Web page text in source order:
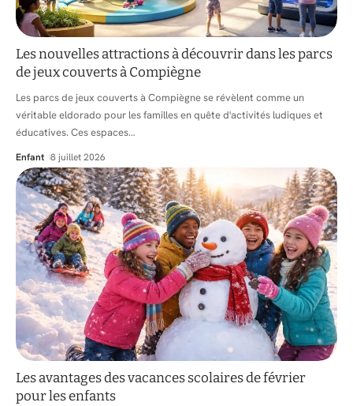
Les nouvelles attractions à découvrir dans les parcs
de jeux couverts à Compiègne
Les parcs de jeux couverts à Compiègne se révèlent comme un
véritable eldorado pour les familles en quête d'activités ludiques et
éducatives. Ces espaces…
Enfant 8 juillet 2026
Les avantages des vacances scolaires de février
pour les enfants